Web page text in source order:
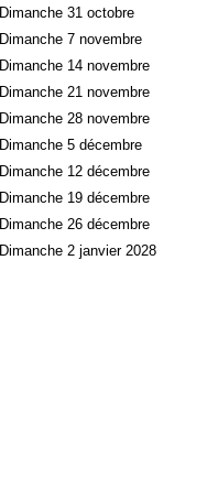
Dimanche 31 octobre
Dimanche 7 novembre
Dimanche 14 novembre
Dimanche 21 novembre
Dimanche 28 novembre
Dimanche 5 décembre
Dimanche 12 décembre
Dimanche 19 décembre
Dimanche 26 décembre
Dimanche 2 janvier 2028